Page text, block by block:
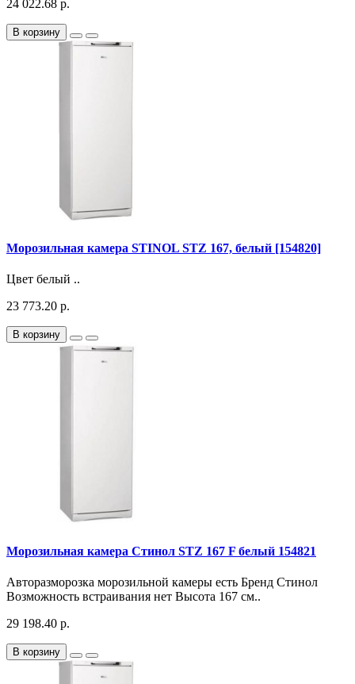
24 022.68 р.
В корзину
Морозильная камера STINOL STZ 167, белый [154820]
Цвет белый ..
23 773.20 р.
В корзину
Морозильная камера Стинол STZ 167 F белый 154821
Авторазморозка морозильной камеры есть Бренд Стинол
Возможность встраивания нет Высота 167 см..
29 198.40 р.
В корзину